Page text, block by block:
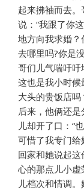
起来拂袖而去
说：“我跟了你
地方向我求婚
去哪里吗?你是
哥们儿气喘吁吁
这也是我小时
大头的贵饭店吗
后来，他俩还
儿却开了口：“
可惜了我专门给
回家和她说起
心的那点儿小虚
儿档次和情调